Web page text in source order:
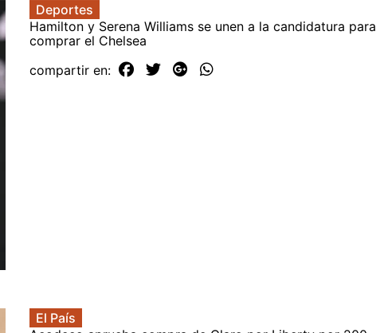
Deportes
Hamilton y Serena Williams se unen a la candidatura para
comprar el Chelsea
compartir en:
El País